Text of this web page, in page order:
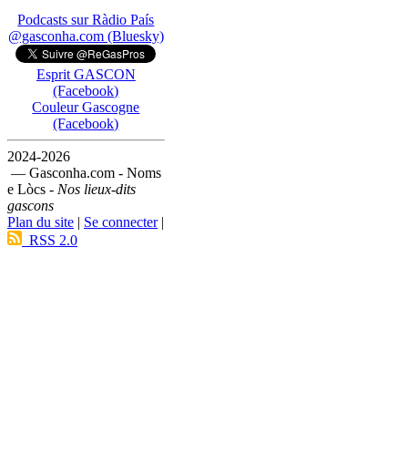
Podcasts sur Ràdio País
@gasconha.com (Bluesky)
Esprit GASCON
(Facebook)
Couleur Gascogne
(Facebook)
2024-2026
— Gasconha.com - Noms
e Lòcs - Nos lieux-dits
gascons
Plan du site | Se connecter|
RSS 2.0